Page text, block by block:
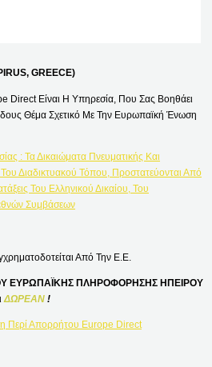
GREECE)
Direct Είναι Η Υπηρεσία, Που Σας Βοηθάει
Θέμα Σχετικό Με Την Ευρωπαϊκή Ένωση
: Τα Δικαιώματα Πνευματικής Και
Του Διαδικτυακού Τόπου, Προστατεύονται Από
Του Ελληνικού Δικαίου, Του
Συμβάσεων
Από Την Ε.Ε.
ΕΥΡΩΠΑΪΚΗΣ ΠΛΗΡΟΦΟΡΗΣΗΣ ΗΠΕΙΡΟΥ
ΔΩΡΕΑΝ !
Περί Απορρήτου Europe Direct